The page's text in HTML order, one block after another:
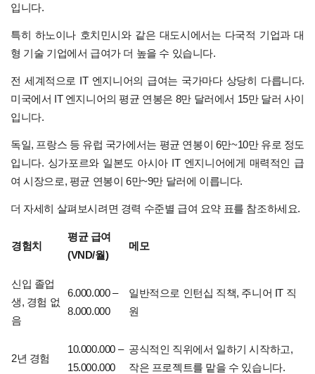
입니다.
특히 하노이나 호치민시와 같은 대도시에서는 다국적 기업과 대
형 기술 기업에서 급여가 더 높을 수 있습니다.
전 세계적으로 IT 엔지니어의 급여는 국가마다 상당히 다릅니다.
미국에서 IT 엔지니어의 평균 연봉은 8만 달러에서 15만 달러 사이
입니다.
독일, 프랑스 등 유럽 국가에서는 평균 연봉이 6만~10만 유로 정도
입니다. 싱가포르와 일본도 아시아 IT 엔지니어에게 매력적인 급
여 시장으로, 평균 연봉이 6만~9만 달러에 이릅니다.
더 자세히 살펴보시려면 경력 수준별 급여 요약 표를 참조하세요.
경험치
평균 급여
(VND/월)
메모
신입 졸업
생, 경험 없
음
6.000.000 –
8.000.000
일반적으로 인턴십 직책, 주니어 IT 직
원
2년 경험
10.000.000 –
15.000.000
공식적인 직위에서 일하기 시작하고,
작은 프로젝트를 맡을 수 있습니다.